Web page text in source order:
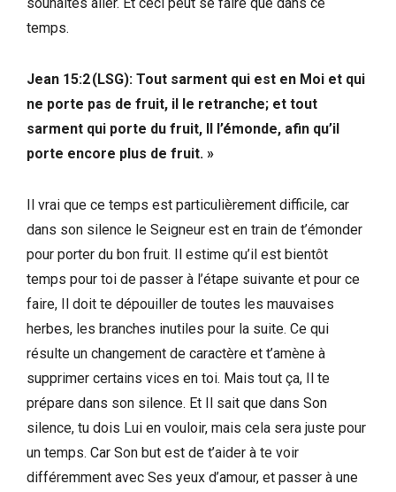
temps.
Jean 15:2 (LSG): Tout sarment qui est en Moi et qui
ne porte pas de fruit, il le retranche; et tout
sarment qui porte du fruit, Il l’émonde, afin qu’il
porte encore plus de fruit. »
Il vrai que ce temps est particulièrement difficile, car
dans son silence le Seigneur est en train de t’émonder
pour porter du bon fruit. Il estime qu’il est bientôt
temps pour toi de passer à l’étape suivante et pour ce
faire, Il doit te dépouiller de toutes les mauvaises
herbes, les branches inutiles pour la suite. Ce qui
résulte un changement de caractère et t’amène à
supprimer certains vices en toi. Mais tout ça, Il te
prépare dans son silence. Et Il sait que dans Son
silence, tu dois Lui en vouloir, mais cela sera juste pour
un temps. Car Son but est de t’aider à te voir
différemment avec Ses yeux d’amour, et passer à une